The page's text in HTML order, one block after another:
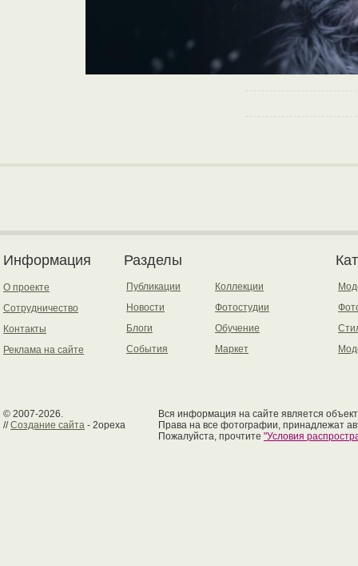
Информация
О проекте
Сотрудничество
Контакты
Реклама на сайте
Разделы
Публикации
Новости
Блоги
События
Коллекции
Фотостудии
Обучение
Маркет
© 2007-2026.
//Создание сайта - 2opexa
Вся информация на сайте является
Права на все фотографии, принадлежат
Пожалуйста, прочтите "Условия